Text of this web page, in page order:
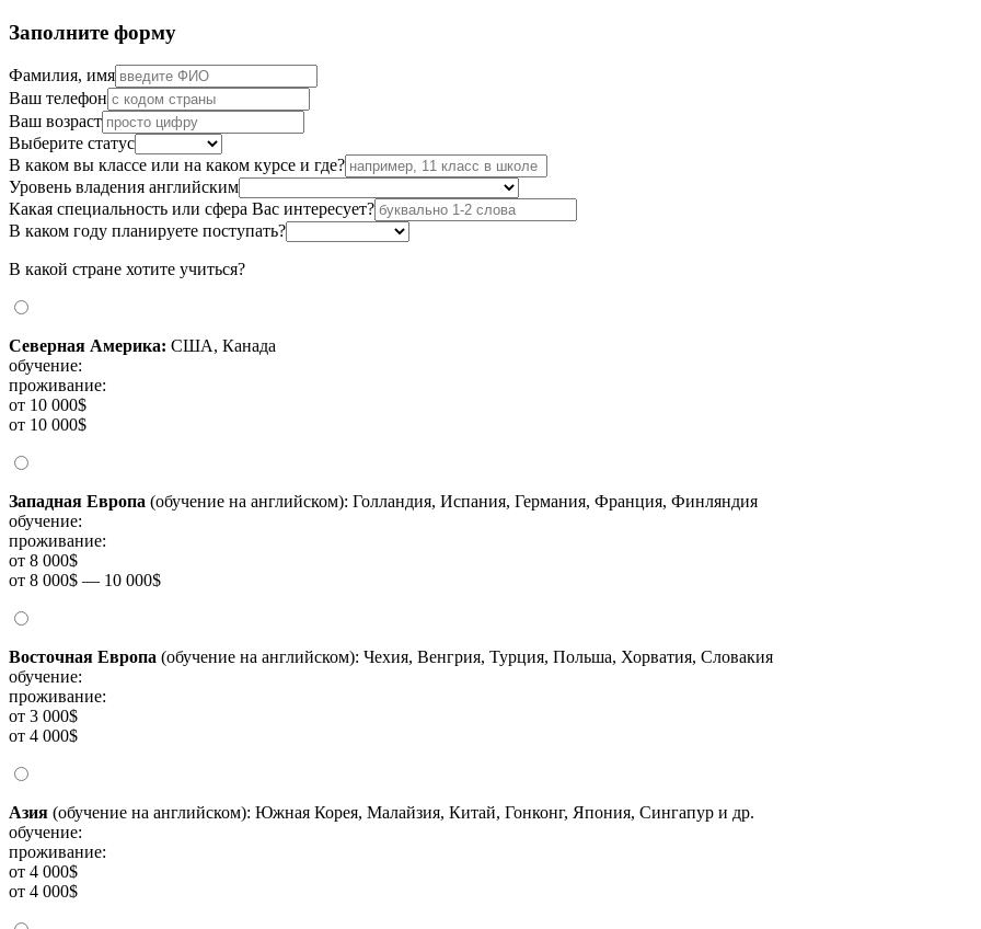
Заполните форму
Фамилия, имя
Ваш телефон
Ваш возраст
Выберите статус
В каком вы классе или на каком курсе и где?
Уровень владения английским
Какая специальность или сфера Вас интересует?
В каком году планируете поступать?
В какой стране хотите учиться?
Северная Америка: США, Канада
обучение:
проживание:
от 10 000$
от 10 000$
Западная Европа (обучение на английском): Голландия, Испания, Германия, Франция, Финляндия
обучение:
проживание:
от 8 000$
от 8 000$ — 10 000$
Восточная Европа (обучение на английском): Чехия, Венгрия, Турция, Польша, Хорватия, Словакия
обучение:
проживание:
от 3 000$
от 4 000$
Азия (обучение на английском): Южная Корея, Малайзия, Китай, Гонконг, Япония, Сингапур и др.
обучение:
проживание:
от 4 000$
от 4 000$